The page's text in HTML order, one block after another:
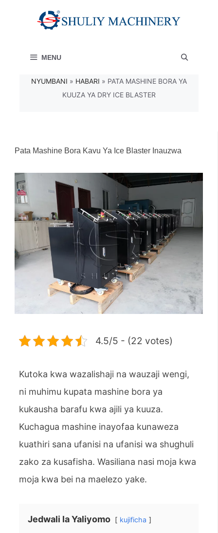
MENU
NYUMBANI » HABARI » PATA MASHINE BORA YA
KUUZA YA DRY ICE BLASTER
Pata Mashine Bora Kavu Ya Ice Blaster Inauzwa
4.5/5 - (22 votes)
Kutoka kwa wazalishaji na wauzaji wengi,
ni muhimu kupata mashine bora ya
kukausha barafu kwa ajili ya kuuza.
Kuchagua mashine inayofaa kunaweza
kuathiri sana ufanisi na ufanisi wa shughuli
zako za kusafisha. Wasiliana nasi moja kwa
moja kwa bei na maelezo yake.
Jedwali la Yaliyomo kujificha